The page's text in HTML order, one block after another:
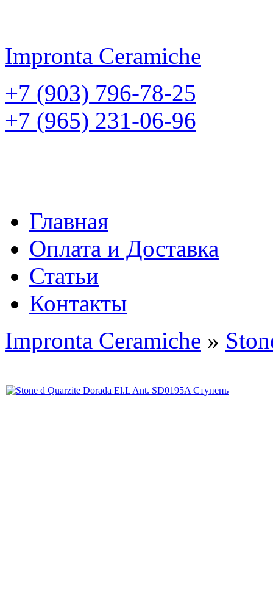
Impronta Ceramiche
+7 (903) 796-78-25
+7 (965) 231-06-96
Главная
Оплата и Доставка
Статьи
Контакты
Impronta Ceramiche »